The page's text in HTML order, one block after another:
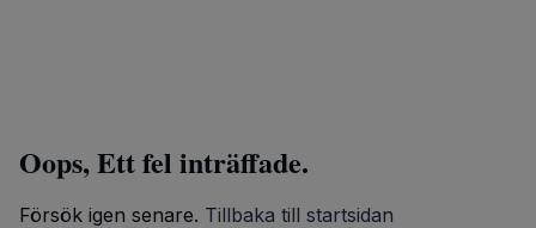
Oops, Ett fel inträffade.
Försök igen senare. Tillbaka till startsidan